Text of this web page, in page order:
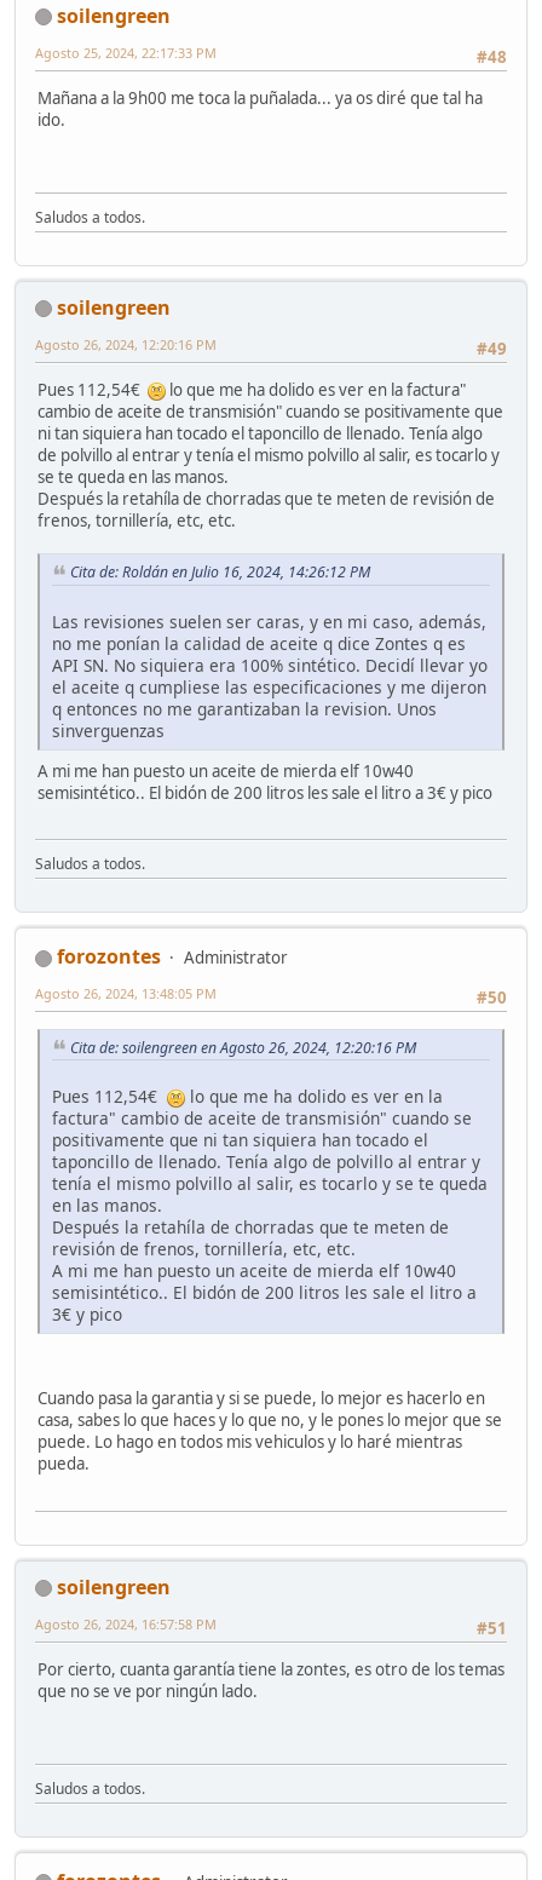
soilengreen
#48
Agosto 25, 2024, 22:17:33 PM
Mañana a la 9h00 me toca la puñalada... ya os diré que tal ha
ido.
Saludos a todos.
soilengreen
#49
Agosto 26, 2024, 12:20:16 PM
Pues 112,54€
lo que me ha dolido es ver en la factura"
cambio de aceite de transmisión" cuando se positivamente que
ni tan siquiera han tocado el taponcillo de llenado. Tenía algo
de polvillo al entrar y tenía el mismo polvillo al salir, es tocarlo y
se te queda en las manos.
Después la retahíla de chorradas que te meten de revisión de
frenos, tornillería, etc, etc.
Cita de: Roldán en Julio 16, 2024, 14:26:12 PM
Las revisiones suelen ser caras, y en mi caso, además,
no me ponían la calidad de aceite q dice Zontes q es
API SN. No siquiera era 100% sintético. Decidí llevar yo
el aceite q cumpliese las especificaciones y me dijeron
q entonces no me garantizaban la revision. Unos
sinverguenzas
A mi me han puesto un aceite de mierda elf 10w40
semisintético.. El bidón de 200 litros les sale el litro a 3€ y pico
Saludos a todos.
forozontes
Administrator
#50
Agosto 26, 2024, 13:48:05 PM
Cita de: soilengreen en Agosto 26, 2024, 12:20:16 PM
Pues 112,54€
lo que me ha dolido es ver en la
factura" cambio de aceite de transmisión" cuando se
positivamente que ni tan siquiera han tocado el
taponcillo de llenado. Tenía algo de polvillo al entrar y
tenía el mismo polvillo al salir, es tocarlo y se te queda
en las manos.
Después la retahíla de chorradas que te meten de
revisión de frenos, tornillería, etc, etc.
A mi me han puesto un aceite de mierda elf 10w40
semisintético.. El bidón de 200 litros les sale el litro a
3€ y pico
Cuando pasa la garantia y si se puede, lo mejor es hacerlo en
casa, sabes lo que haces y lo que no, y le pones lo mejor que se
puede. Lo hago en todos mis vehiculos y lo haré mientras
pueda.
soilengreen
#51
Agosto 26, 2024, 16:57:58 PM
Por cierto, cuanta garantía tiene la zontes, es otro de los temas
que no se ve por ningún lado.
Saludos a todos.